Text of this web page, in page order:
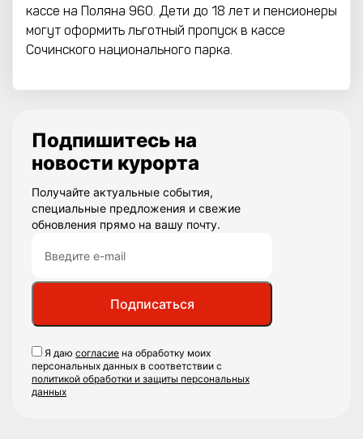
кассе на Поляна 960. Дети до 18 лет и пенсионеры
могут оформить льготный пропуск в кассе
Сочинского национального парка.
Подпишитесь на
новости курорта
Получайте актуальные события,
специальные предложения и свежие
обновления прямо на вашу почту.
Подписаться
Я даю согласие на обработку моих
персональных данных в соответствии с
политикой обработки и защиты персональных
данных